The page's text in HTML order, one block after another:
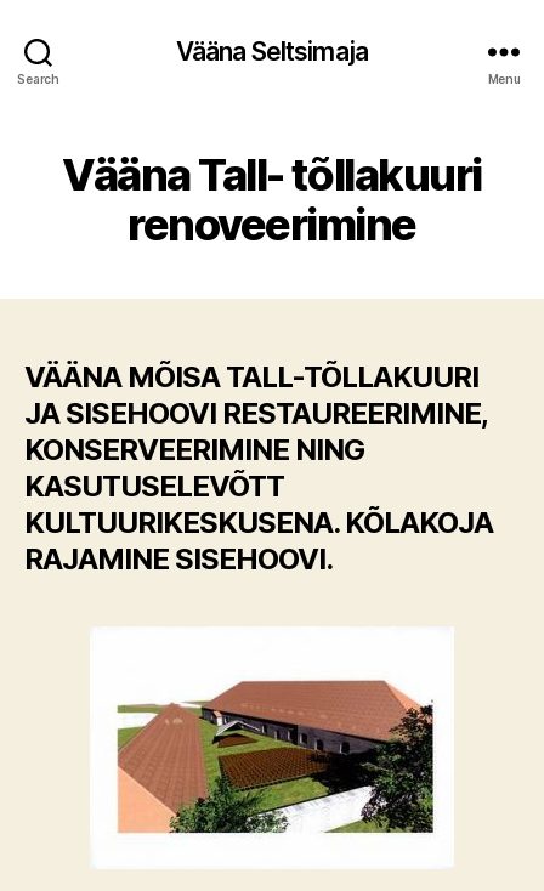
Search
Vääna Seltsimaja
Menu
Vääna Tall- tõllakuuri
renoveerimine
VÄÄNA MÕISA TALL-TÕLLAKUURI
JA SISEHOOVI RESTAUREERIMINE,
KONSERVEERIMINE NING
KASUTUSELEVÕTT
KULTUURIKESKUSENA. KÕLAKOJA
RAJAMINE SISEHOOVI.